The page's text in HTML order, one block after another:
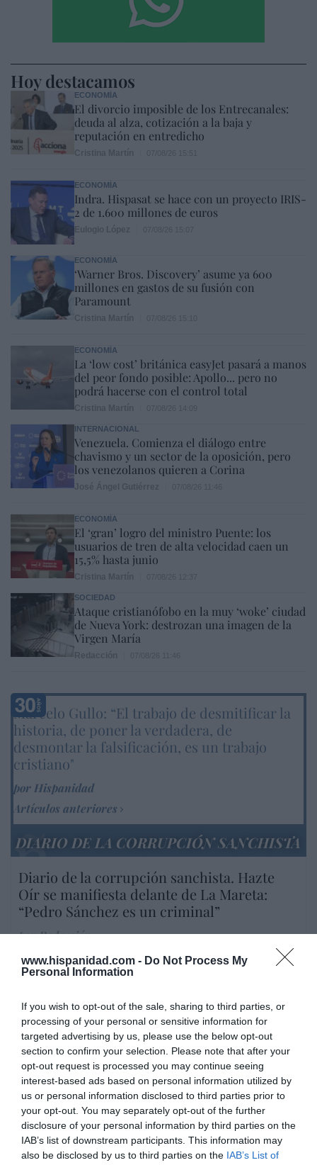
www.hispanidad.com - Do Not Process My
Personal Information
If you wish to opt-out of the sale, sharing to third parties, or
processing of your personal or sensitive information for
targeted advertising by us, please use the below opt-out
section to confirm your selection. Please note that after your
opt-out request is processed you may continue seeing
interest-based ads based on personal information utilized by
us or personal information disclosed to third parties prior to
your opt-out. You may separately opt-out of the further
disclosure of your personal information by third parties on the
IAB’s list of downstream participants. This information may
also be disclosed by us to third parties on the IAB’s List of
Hoy destacamos
ECONOMÍA
El divorcio imposible de los Entrecanales:
deuda al alza, cotización a la baja y
reputación en entredicho
ECONOMÍA
Indra. Hispasat se hace con un proyecto IRIS-
2 de 1.600 millones de euros
ECONOMÍA
‘Warner Bros. Discovery’ asume ya 600
millones en gastos de su fusión con
Paramount
ECONOMÍA
La ‘low cost’ británica easyJet pasará a manos
del peor fondo posible: Apollo... pero no
podrá hacerse con el control total
INTERNACIONAL
Venezuela. Comienza el diálogo entre
chavismo y un sector de la oposición, pero
los venezolanos quieren a Corina
ECONOMÍA
El ‘gran’ logro del ministro Puente: los
usuarios de tren de alta velocidad caen un
15,5% hasta junio
SOCIEDAD
Ataque cristianófobo en la muy ‘woke’ ciudad
de Nueva York: destrozan una imagen de la
Virgen María
Marcelo Gullo: “El trabajo de desmitificar la
historia, de poner la verdadera, de
desmontar la falsificación, es un trabajo
cristiano"
por Hispanidad
Artículos anteriores
DIARIO DE LA CORRUPCIÓN SANCHISTA
Diario de la corrupción sanchista. Hazte
Oír se manifiesta delante de La Mareta:
“Pedro Sánchez es un criminal”
por Redacción
Artículos anteriores
Enormes minucias
por Eulogio López